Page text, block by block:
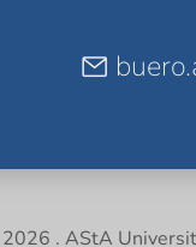
2026 . AStA